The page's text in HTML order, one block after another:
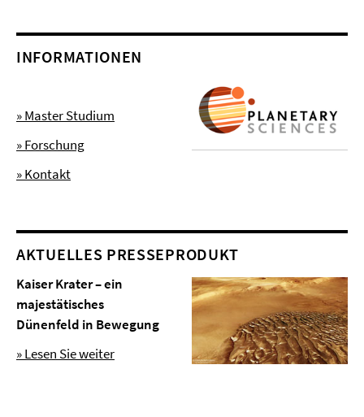
INFORMATIONEN
» Master Studium
» Forschung
» Kontakt
AKTUELLES PRESSEPRODUKT
Kaiser Krater – ein
majestätisches
Dünenfeld in Bewegung
» Lesen Sie weiter